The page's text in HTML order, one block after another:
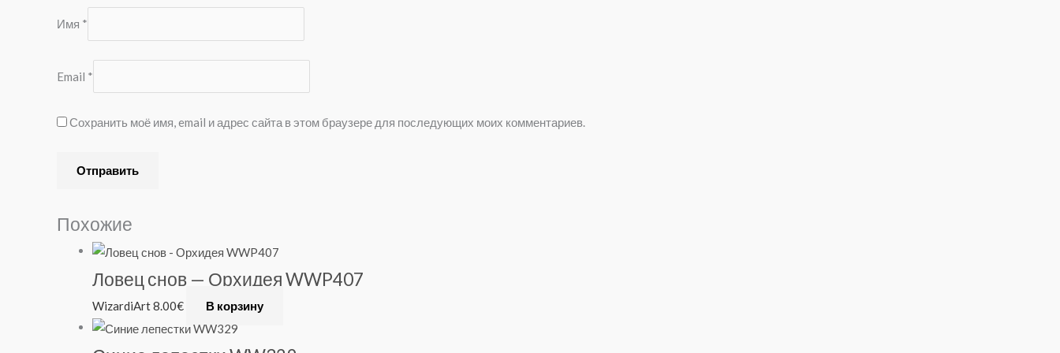
Имя *
Email *
Сохранить моё имя, email и адрес сайта в этом браузере для последующих моих комментариев.
Похожие
Ловец снов — Орхидея WWP407
WizardiArt8.00€ В корзину